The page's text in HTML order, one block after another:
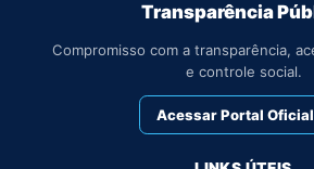
Transparência
Compromisso com a transparência,
e controle social.
Acessar Portal Oficial